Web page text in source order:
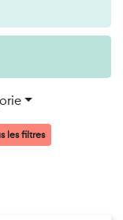
les filtres